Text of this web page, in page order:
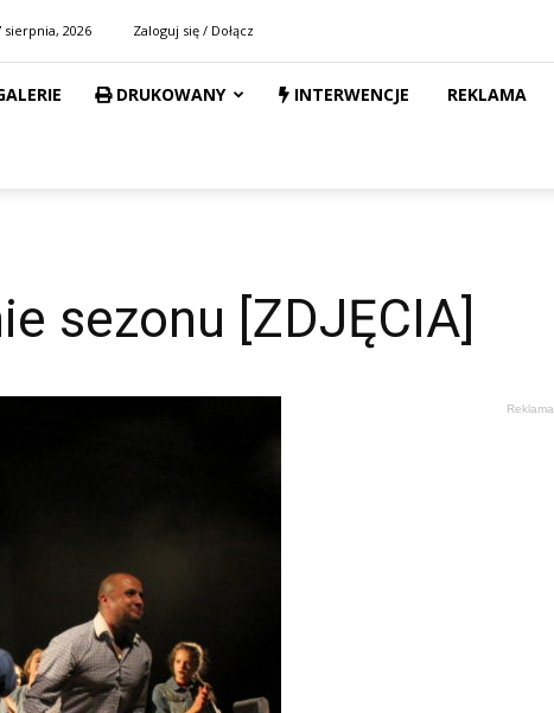
sierpnia, 2026 Zaloguj się / Dołącz
DRUKOWANY INTERWENCJE REKLAMA
sezonu [ZDJĘCIA]
Reklama